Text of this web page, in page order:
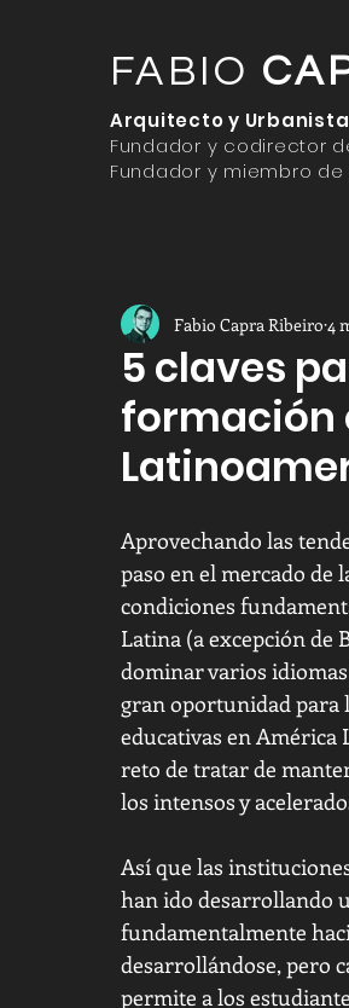
FABIO
Arquitecto y
Fundador y codirector
Fundador y miembro de
5 claves
formación
Fabio Capra Ribeiro 4
Aprovechando las
paso en el mercado de
condiciones
Latina (a excepción de
dominar varios
gran oportunidad para
educativas en América
reto de tratar de
los intensos y
Así que las
han ido desarrollando
fundamentalmente
desarrollándose, pero
permite a los